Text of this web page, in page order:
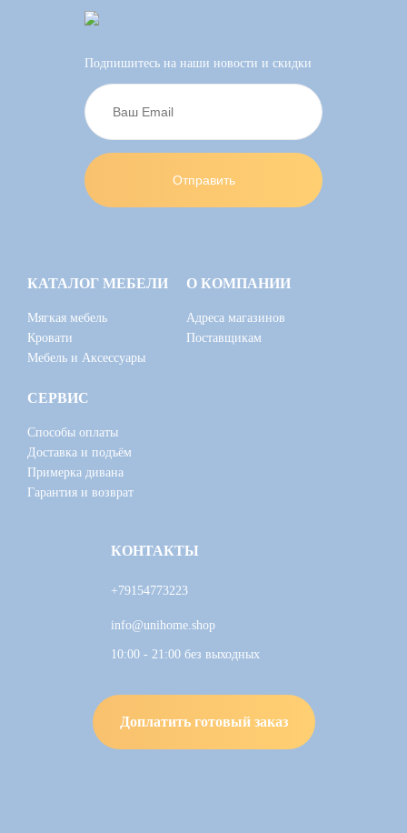
Подпишитесь на наши новости и скидки
КАТАЛОГ МЕБЕЛИ
Мягкая мебель
Кровати
Мебель и Аксессуары
О КОМПАНИИ
Адреса магазинов
Поставщикам
СЕРВИС
Способы оплаты
Доставка и подъём
Примерка дивана
Гарантия и возврат
КОНТАКТЫ
+79154773223
info@unihome.shop
10:00 - 21:00 без выходных
Доплатить готовый заказ